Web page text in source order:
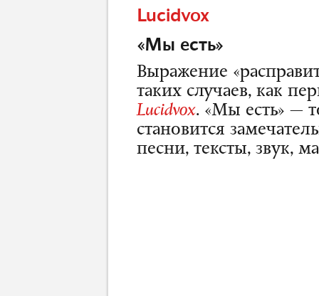
Lucidvox
«Мы есть»
Выражение
таких случаев, как
Lucidvox. «Мы есть» —
становится
песни, тексты, звук,